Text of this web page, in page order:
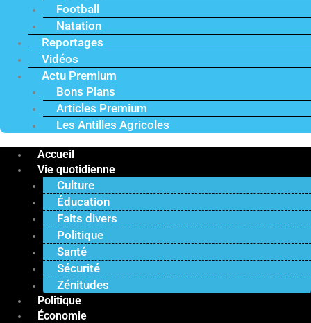
Football
Natation
Reportages
Vidéos
Actu Premium
Bons Plans
Articles Premium
Les Antilles Agricoles
Accueil
Vie quotidienne
Culture
Éducation
Faits divers
Politique
Santé
Sécurité
Zénitudes
Politique
Économie